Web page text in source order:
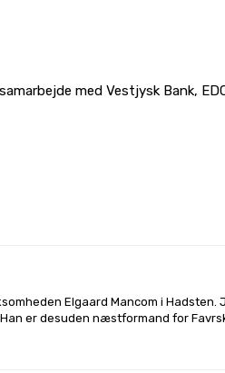
med Vestjysk Bank,
Elgaard Mancom i
er desuden næstformand for